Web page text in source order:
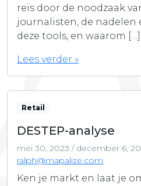
reis door de noodzaak
journalisten, de nadelen
deze tools, en waarom […]
Lees verder »
Retail
DESTEP-analyse
mei 30, 2023 / december 6,
ralph@mapalize.com
Ken je markt en laat je